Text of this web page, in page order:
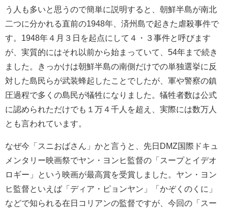
う人も多いと思うので簡単に説明すると、朝鮮半島が南北
二つに分かれる直前の1948年、済州島で起きた虐殺事件で
す。1948年４月３日を起点にして４・３事件と呼びます
が、実質的にはそれ以前から始まっていて、54年まで続き
ました。きっかけは朝鮮半島の南側だけでの単独選挙に反
対した島民らが武装蜂起したことでしたが、軍や警察の鎮
圧過程で多くの島民が犠牲になりました。犠牲者数は公式
に認められただけでも１万４千人を超え、実際には数万人
とも言われています。
なぜ今「スニおばさん」かと言うと、先日DMZ国際ドキュ
メンタリー映画祭でヤン・ヨンヒ監督の「スープとイデオ
ロギー」という映画が最高賞を受賞しました。ヤン・ヨン
ヒ監督といえば「ディア・ピョンヤン」「かぞくのくに」
などで知られる在日コリアンの監督ですが、今回の「スー